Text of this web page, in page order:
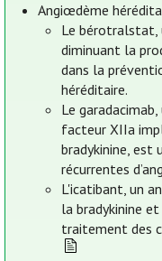
Angiœdème
Le bérotralstat,
diminuant la
dans la
héréditaire.
Le
facteur XIIa
bradykinine, est
récurrentes
L'icatibant, un
la bradykinine
traitement des